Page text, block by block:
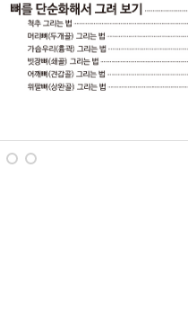
15 16